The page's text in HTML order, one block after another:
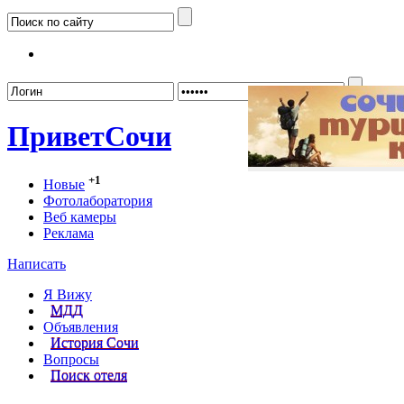
ПриветСочи
Новые +1
Фотолаборатория
Веб камеры
Реклама
Написать
Я Вижу
МДД
Объявления
История Сочи
Вопросы
Поиск отеля